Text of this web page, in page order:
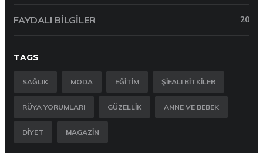
FAYDALI BILGILER 20
TAGS
SAĞLIK MODA EĞITIM ŞIFALI BITKILER
RÜYA YORUMLARI GÜZELLIK ANNE VE BEBEK
DIYET MAGAZIN